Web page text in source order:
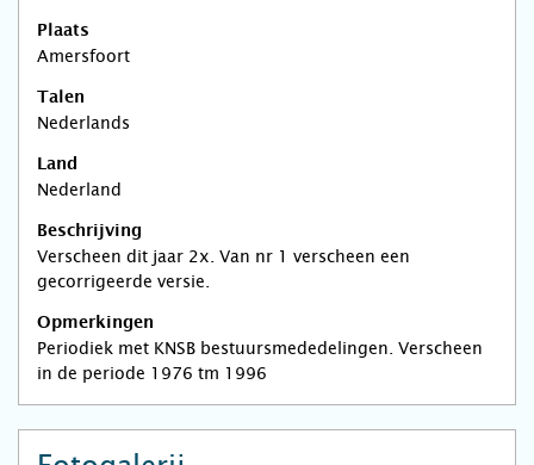
Plaats
Amersfoort
Talen
Nederlands
Land
Nederland
Beschrijving
Verscheen dit jaar 2x. Van nr 1 verscheen een
gecorrigeerde versie.
Opmerkingen
Periodiek met KNSB bestuursmededelingen. Verscheen
in de periode 1976 tm 1996